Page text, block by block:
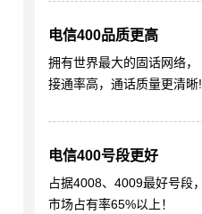
电信400品质更高
拥有世界最大的固话网络，
接通率高，通话质量更清晰!
电信400号段更好
占据4008、4009最好号段，
市场占有率65%以上！